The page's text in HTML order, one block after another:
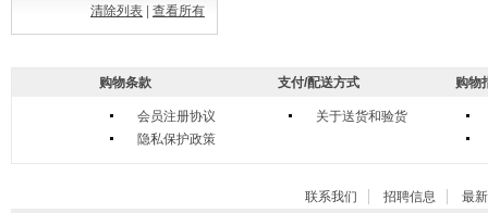
清除列表 查看所有
购物条款
会员注册协议
隐私保护政策
支付/配送方式
关于送货和验货
购物
联系我们 招聘信息
最